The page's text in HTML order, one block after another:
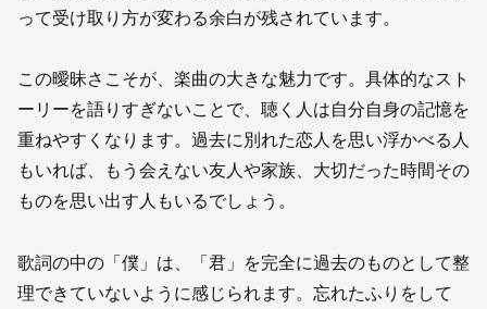
って受け取り方が変わる余白が残されています。
この曖昧さこそが、楽曲の大きな魅力です。具体的なスト
ーリーを語りすぎないことで、聴く人は自分自身の記憶を
重ねやすくなります。過去に別れた恋人を思い浮かべる人
もいれば、もう会えない友人や家族、大切だった時間その
ものを思い出す人もいるでしょう。
歌詞の中の「僕」は、「君」を完全に過去のものとして整
理できていないように感じられます。忘れたふりをして